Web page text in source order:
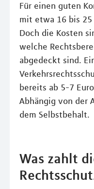
Für einen guten
mit etwa 16 bis
Doch die Kosten
welche
abgedeckt sind.
bereits ab 5-7
Abhängig von der
dem Selbstbehalt.
Was zahlt